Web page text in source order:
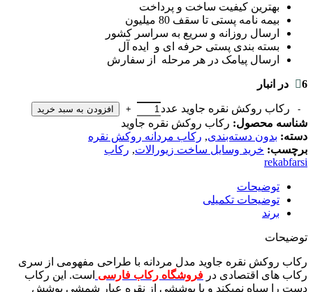
بهترین کیفیت ساخت و پرداخت
بیمه نامه پستی تا سقف 80 میلیون
ارسال روزانه و سریع به سراسر کشور
بسته بندی پستی حرفه ای و ایده آل
ارسال پیامک در هر مرحله از سفارش
6 در انبار
رکاب روکش نقره جاوید عدد افزودن به سبد خرید
شناسه محصول: رکاب روکش نقره جاوید
دسته: بدون دسته‌بندی, رکاب مردانه روکش نقره
برچسب: خرید وسایل ساخت زیورالات, رکاب
rekabfarsi
توضیحات
توضیحات تکمیلی
برند
توضیحات
رکاب روکش نقره جاوید مدل مردانه با طراحی مفهومی از سری
رکاب های اقتصادی در فروشگاه رکاب فارسی است. این رکاب
دست را سیاه نمیکند و با پوششی از نقره عیار شمشی پوشش